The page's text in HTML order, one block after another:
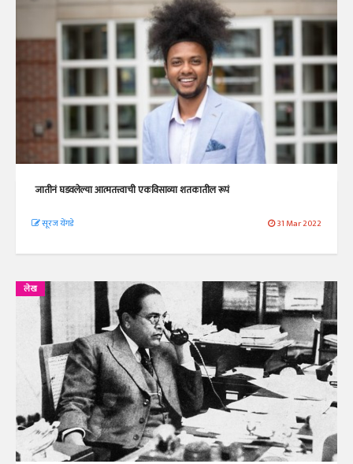
जातीनं घडवलेल्या आत्मतत्त्वाची एकविसाव्या शतकातील रूपं
सूरज येंगडे 31 Mar 2022
लेख